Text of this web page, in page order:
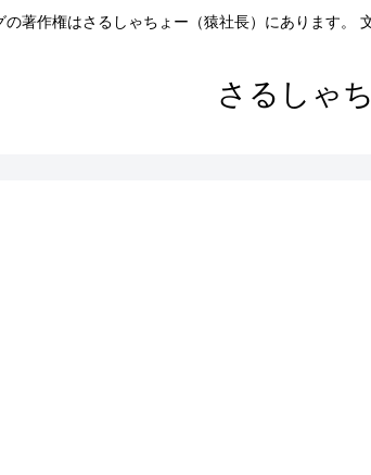
の著作権はさるしゃちょー（猿社長）にあります。
さるしゃ